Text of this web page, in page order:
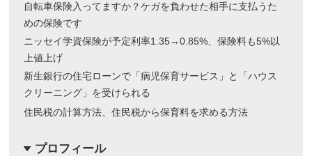
自転車保険入ってますか？ケガを負わせた相手に支払うた
めの保険です
ニッセイ学資保険が予定利率1.35→0.85%、保険料も5%以
上値上げ
新生銀行の住宅ローンで「病児保育サービス」と「ハウス
クリーニング」を受けられる
住民税の計算方法、住民税から保育料を求める方法
dropdown プロフィール